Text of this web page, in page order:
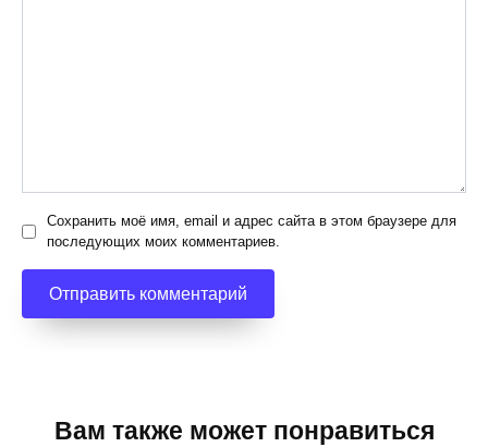
Сохранить моё имя, email и адрес сайта в этом браузере для
последующих моих комментариев.
Вам также может понравиться